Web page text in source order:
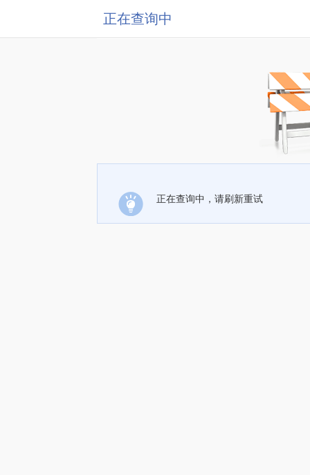
正在查询中
正在查询中，请刷新重试